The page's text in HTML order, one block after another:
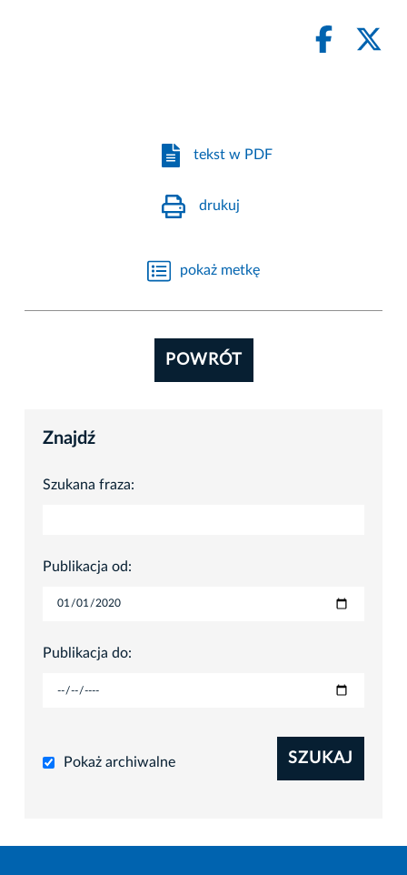
tekst w PDF
drukuj
pokaż metkę
POWRÓT
Znajdź
Szukana fraza:
Publikacja od:
Publikacja do:
Pokaż archiwalne SZUKAJ